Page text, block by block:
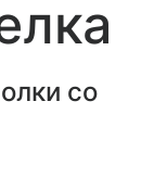
со